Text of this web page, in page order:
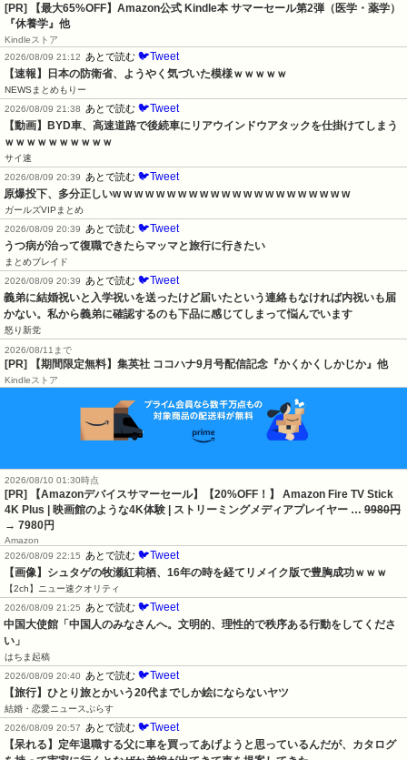
[PR]
【最大65%OFF】Amazon公式 Kindle本 サマーセール第2弾（医学・薬学）
『休養学』他
Kindleストア
2026/08/09 21:12
あとで読む 🐦Tweet
【速報】日本の防衛省、ようやく気づいた模様ｗｗｗｗｗ
NEWSまとめもりー
2026/08/09 21:38
あとで読む 🐦Tweet
【動画】BYD車、高速道路で後続車にリアウインドウアタックを仕掛けてしまう
ｗｗｗｗｗｗｗｗｗｗ
サイ速
2026/08/09 20:39
あとで読む 🐦Tweet
原爆投下、多分正しいw w w w w w w w w w w w w w w w w w w w w w
ガールズVIPまとめ
2026/08/09 20:39
あとで読む 🐦Tweet
うつ病が治って復職できたらマッマと旅行に行きたい
まとめブレイド
2026/08/09 20:39
あとで読む 🐦Tweet
義弟に結婚祝いと入学祝いを送ったけど届いたという連絡もなければ内祝いも届
かない。私から義弟に確認するのも下品に感じてしまって悩んでいます
怒り新党
2026/08/11まで
[PR] 【期間限定無料】集英社 ココハナ9月号配信記念『かくかくしかじか』他
Kindleストア
2026/08/10 01:30時点
[PR] 【Amazonデバイスサマーセール】【20%OFF！】 Amazon Fire TV Stick
4K Plus | 映画館のような4K体験 | ストリーミングメディアプレイヤー … 9980円
→ 7980円
Amazon
2026/08/09 22:15 あとで読む 🐦Tweet
【画像】シュタゲの牧瀬紅莉栖、16年の時を経てリメイク版で豊胸成功ｗｗｗ
【2ch】ニュー速クオリティ
2026/08/09 21:25 あとで読む 🐦Tweet
中国大使館「中国人のみなさんへ。文明的、理性的で秩序ある行動をしてくださ
い」
はちま起稿
2026/08/09 20:40 あとで読む 🐦Tweet
【旅行】ひとり旅とかいう20代までしか絵にならないヤツ
結婚・恋愛ニュースぷらす
2026/08/09 20:57 あとで読む 🐦Tweet
【呆れる】定年退職する父に車を買ってあげようと思っているんだが、カタログ